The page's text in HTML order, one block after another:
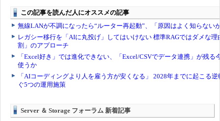
Server ＆ Storage フォーラム 新着記事